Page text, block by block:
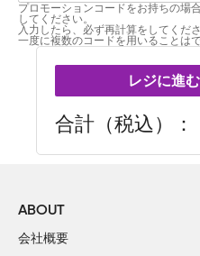
プロモーションコードをお持ちの場
してください。
入力したら、必ず再計算をしてくださ
一度に複数のコードを用いることはで
レジに進む
合計（税込）
ABOUT
会社概要